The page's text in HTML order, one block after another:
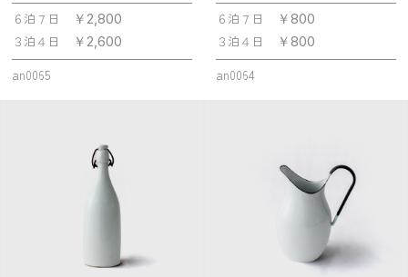
６泊７日
￥2,800
３泊４日 ￥2,600
an0065
６泊７日
￥800
３泊４日 ￥800
an0064